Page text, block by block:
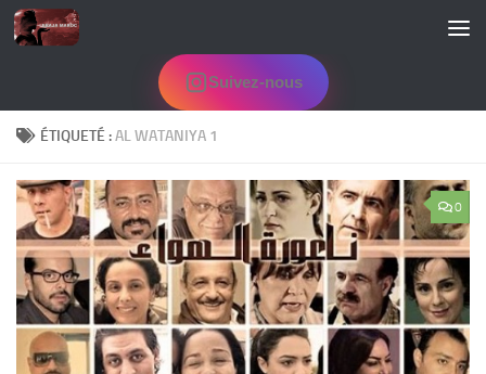
Skip to content
Suivez-nous
ÉTIQUETÉ :AL WATANIYA 1
0